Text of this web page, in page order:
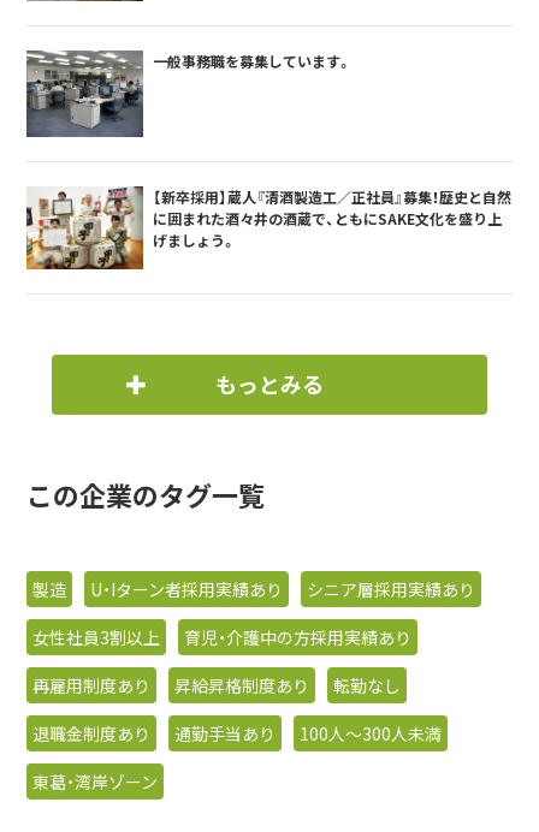
一般事務職を募集しています。
【新卒採用】蔵人『清酒製造工／正社員』募集！歴史と自然
に囲まれた酒々井の酒蔵で、ともにSAKE文化を盛り上
げましょう。
もっとみる
この企業のタグ一覧
製造 U・Iターン者採用実績あり
シニア層採用実績あり
女性社員3割以上
育児・介護中の方採用実績あり
再雇用制度あり
昇給昇格制度あり
転勤なし
退職金制度あり
通勤手当あり
100人〜300人未満
東葛・湾岸ゾーン